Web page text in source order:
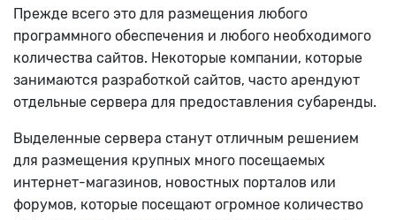
Прежде всего это для размещения любого
программного обеспечения и любого необходимого
количества сайтов. Некоторые компании, которые
занимаются разработкой сайтов, часто арендуют
отдельные сервера для предоставления субаренды.
Выделенные сервера станут отличным решением
для размещения крупных много посещаемых
интернет-магазинов, новостных порталов или
форумов, которые посещают огромное количество